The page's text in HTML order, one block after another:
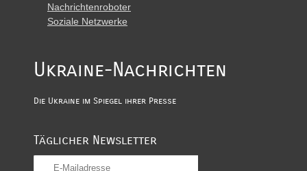
Nachrichtenroboter
Soziale Netzwerke
Ukraine-Nachrichten
Die Ukraine im Spiegel ihrer Presse
Täglicher Newsletter